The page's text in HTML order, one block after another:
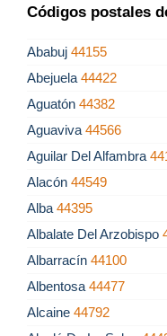
Códigos postales
Ababuj 44155
Abejuela 44422
Aguatón 44382
Aguaviva 44566
Aguilar Del Alfambra
Alacón 44549
Alba 44395
Albalate Del Arzobispo
Albarracín 44100
Albentosa 44477
Alcaine 44792